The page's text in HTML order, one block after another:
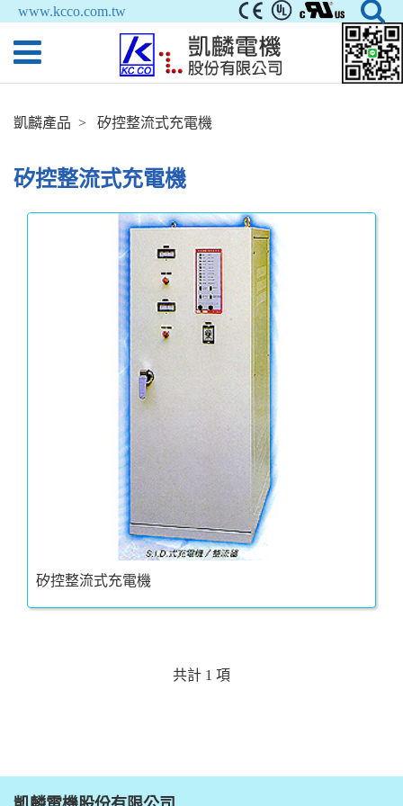
www.kcco.com.tw
凱麟產品 矽控整流式充電機
矽控整流式充電機
矽控整流式充電機
共計 1 項